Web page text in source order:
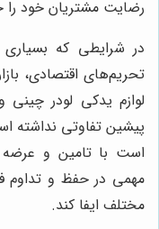
رضایت مشتریان خود
در شرایطی که
تحریم‌های اقتصادی،
لوازم یدکی لودر
پیشین تفاوتی نداشته
است با تامین و عرضه
مهمی در حفظ و تداوم
مختلف ایفا کند.